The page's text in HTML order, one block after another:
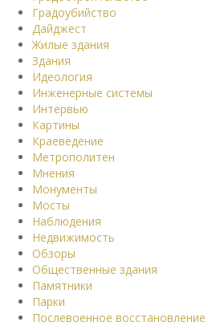
Градоубийство
Дайджест
Жилые здания
Здания
Идеология
Инженерные системы
Интервью
Картины
Краеведение
Метрополитен
Мнения
Монументы
Мосты
Наблюдения
Недвижимость
Обзоры
Общественные здания
Памятники
Парки
Послевоенное восстановление